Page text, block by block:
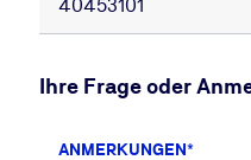
Ihre Frage oder
ANMERKUNGEN